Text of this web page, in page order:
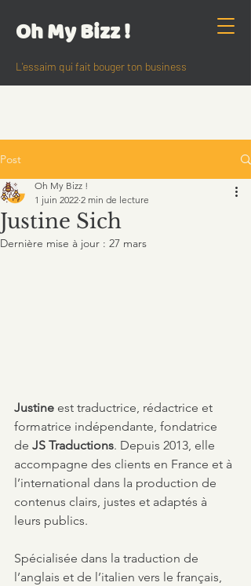
Oh My Bizz !
L'essaim qui fait bouger ton business
Post
Justine Sich
Oh My Bizz !
1 juin 2022 2 min de lecture
Dernière mise à jour : 27 mars
Justine est traductrice, rédactrice et
formatrice indépendante, fondatrice
de JS Traductions. Depuis 2013, elle
accompagne des clients en France et à
l’international dans la production de
contenus clairs, justes et adaptés à
leurs publics.
Spécialisée dans la traduction de
l’anglais et de l’italien vers le français,